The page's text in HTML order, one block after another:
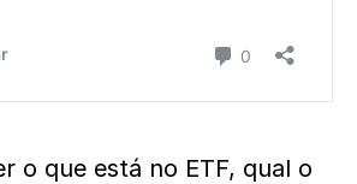
o que está no ETF, qual o